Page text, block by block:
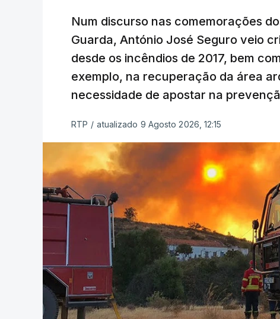
Num discurso nas comemorações
Guarda, António José Seguro veio
desde os incêndios de 2017, bem
exemplo, na recuperação da área
necessidade de apostar na
RTP / atualizado 9 Agosto 2026, 12:15